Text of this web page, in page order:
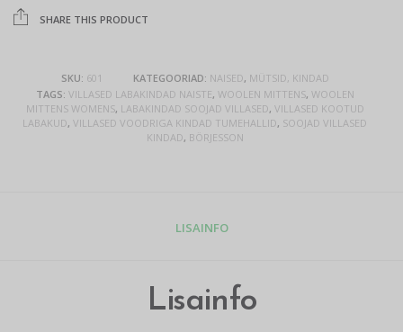
SHARE THIS PRODUCT
SKU: 601 KATEGOORIAD: NAISED, MÜTSID, KINDAD
TAGS: VILLASED LABAKINDAD NAISTE, WOOLEN MITTENS, WOOLEN
MITTENS WOMENS, LABAKINDAD SOOJAD VILLASED, VILLASED KOOTUD
LABAKUD, VILLASED VOODRIGA KINDAD TUMEHALLID, SOOJAD VILLASED
KINDAD, BÖRJESSON
LISAINFO
Lisainfo